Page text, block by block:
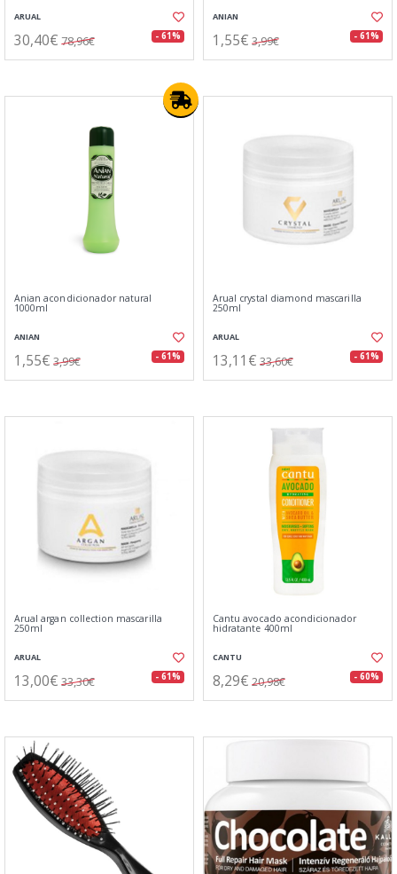
ARUAL
30,40€ 78,96€ - 61%
ANIAN
1,55€ 3,99€ - 61%
Anian acondicionador natural
1000ml
ANIAN
1,55€ 3,99€ - 61%
Arual crystal diamond mascarilla
250ml
ARUAL
13,11€ 33,60€ - 61%
Arual argan collection mascarilla
250ml
ARUAL
13,00€ 33,30€ - 61%
Cantu avocado acondicionador
hidratante 400ml
CANTU
8,29€ 20,98€ - 60%